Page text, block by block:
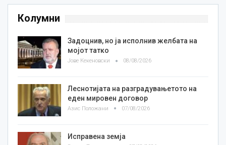
Колумни
Задоцнив, но ја исполнив желбата на
мојот татко
Јове Кекеновски 08/08/2026
Леснотијата на разградувањетото на
еден мировен договор
Азис Положани 07/08/2026
Исправена земја